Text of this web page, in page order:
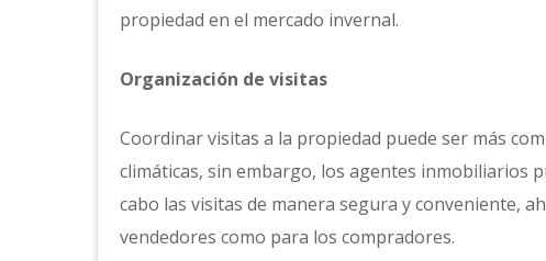
propiedad en el mercado invernal.
Organización de visitas
Coordinar visitas a la propiedad puede ser más
climáticas, sin embargo, los agentes inmobiliarios
cabo las visitas de manera segura y conveniente,
vendedores como para los compradores.